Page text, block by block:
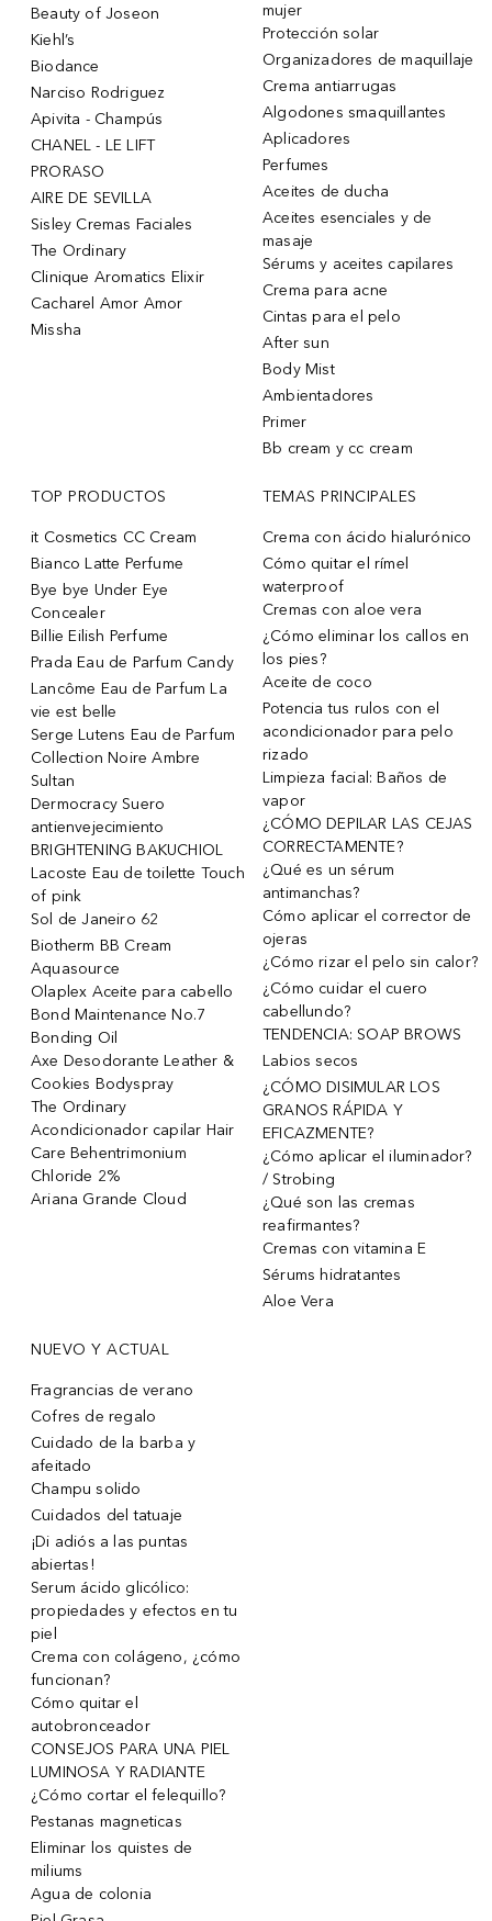
Beauty of Joseon
Kiehl’s
Biodance
Narciso Rodriguez
Apivita - Champús
CHANEL - LE LIFT
PRORASO
AIRE DE SEVILLA
Sisley Cremas Faciales
The Ordinary
Clinique Aromatics Elixir
Cacharel Amor Amor
Missha
mujer
Protección solar
Organizadores de maquillaje
Crema antiarrugas
Algodones smaquillantes
Aplicadores
Perfumes
Aceites de ducha
Aceites esenciales y de
masaje
Sérums y aceites capilares
Crema para acne
Cintas para el pelo
After sun
Body Mist
Ambientadores
Primer
Bb cream y cc cream
TOP PRODUCTOS
it Cosmetics CC Cream
Bianco Latte Perfume
Bye bye Under Eye
Concealer
Billie Eilish Perfume
Prada Eau de Parfum Candy
Lancôme Eau de Parfum La
vie est belle
Serge Lutens Eau de Parfum
Collection Noire Ambre
Sultan
Dermocracy Suero
antienvejecimiento
BRIGHTENING BAKUCHIOL
Lacoste Eau de toilette Touch
of pink
Sol de Janeiro 62
Biotherm BB Cream
Aquasource
Olaplex Aceite para cabello
Bond Maintenance No.7
Bonding Oil
Axe Desodorante Leather &
Cookies Bodyspray
The Ordinary
Acondicionador capilar Hair
Care Behentrimonium
Chloride 2%
Ariana Grande Cloud
TEMAS PRINCIPALES
Crema con ácido hialurónico
Cómo quitar el rímel
waterproof
Cremas con aloe vera
¿Cómo eliminar los callos en
los pies?
Aceite de coco
Potencia tus rulos con el
acondicionador para pelo
rizado
Limpieza facial: Baños de
vapor
¿CÓMO DEPILAR LAS CEJAS
CORRECTAMENTE?
¿Qué es un sérum
antimanchas?
Cómo aplicar el corrector de
ojeras
¿Cómo rizar el pelo sin calor?
¿Cómo cuidar el cuero
cabellundo?
TENDENCIA: SOAP BROWS
Labios secos
¿CÓMO DISIMULAR LOS
GRANOS RÁPIDA Y
EFICAZMENTE?
¿Cómo aplicar el iluminador?
/ Strobing
¿Qué son las cremas
reafirmantes?
Cremas con vitamina E
Sérums hidratantes
Aloe Vera
NUEVO Y ACTUAL
Fragrancias de verano
Cofres de regalo
Cuidado de la barba y
afeitado
Champu solido
Cuidados del tatuaje
¡Di adiós a las puntas
abiertas!
Serum ácido glicólico:
propiedades y efectos en tu
piel
Crema con colágeno, ¿cómo
funcionan?
Cómo quitar el
autobronceador
CONSEJOS PARA UNA PIEL
LUMINOSA Y RADIANTE
¿Cómo cortar el felequillo?
Pestanas magneticas
Eliminar los quistes de
miliums
Agua de colonia